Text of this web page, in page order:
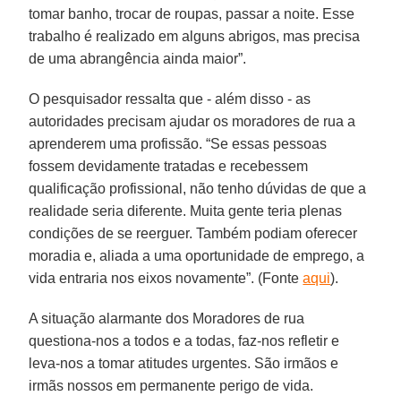
tomar banho, trocar de roupas, passar a noite. Esse
trabalho é realizado em alguns abrigos, mas precisa
de uma abrangência ainda maior”.
O pesquisador ressalta que - além disso - as
autoridades precisam ajudar os moradores de rua a
aprenderem uma profissão. “Se essas pessoas
fossem devidamente tratadas e recebessem
qualificação profissional, não tenho dúvidas de que a
realidade seria diferente. Muita gente teria plenas
condições de se reerguer. Também podiam oferecer
moradia e, aliada a uma oportunidade de emprego, a
vida entraria nos eixos novamente”. (Fonteaqui).
A situação alarmante dos Moradores de rua
questiona-nos a todos e a todas, faz-nos refletir e
leva-nos a tomar atitudes urgentes. São irmãos e
irmãs nossos em permanente perigo de vida.